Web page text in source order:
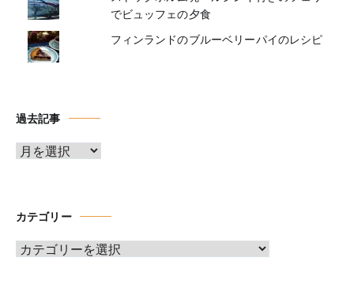
でビュッフェの夕食
フィンランドのブルーベリーパイのレシピ
過去記事
ア
ブ
カテゴリー
カ